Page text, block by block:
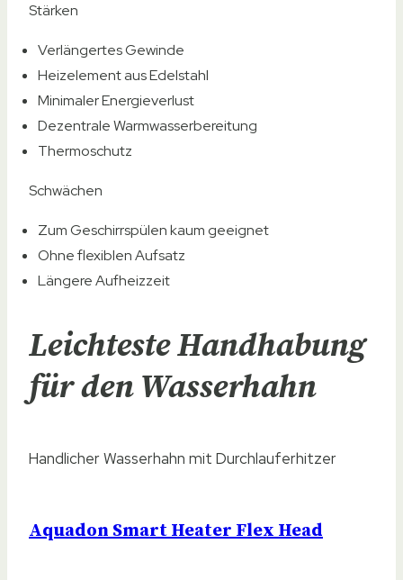
Stärken
Verlängertes Gewinde
Heizelement aus Edelstahl
Minimaler Energieverlust
Dezentrale Warmwasserbereitung
Thermoschutz
Schwächen
Zum Geschirrspülen kaum geeignet
Ohne flexiblen Aufsatz
Längere Aufheizzeit
Leichteste Handhabung
für den Wasserhahn
Handlicher Wasserhahn mit Durchlauferhitzer
Aquadon Smart Heater Flex Head